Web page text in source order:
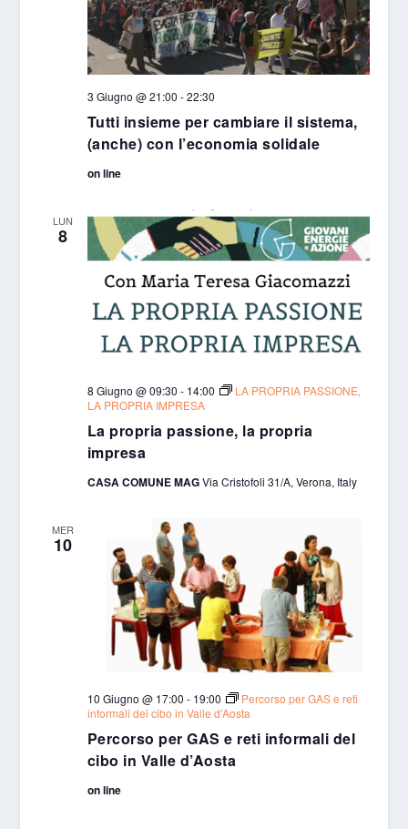
Tutti insieme per cambiare il sistema,
(anche) con l’economia solidale
3 Giugno @ 21:00 -22:30
on line
LUN
8
La propria passione, la propria
impresa
8 Giugno @ 09:30 - 14:00
LA PROPRIA PASSIONE,
LA PROPRIA IMPRESA
CASA COMUNE MAGVia Cristofoli 31/A, Verona, Italy
MER
10
Percorso per GAS e reti informali del
cibo in Valle d’Aosta
10 Giugno @ 17:00 - 19:00
Percorso per GAS e reti
informali del cibo in Valle d’Aosta
on line